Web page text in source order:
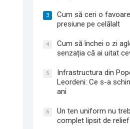
3
Cum să ceri o
presiune pe celălalt
4
Cum să închei o zi
senzația că ai uitat
5
Infrastructura din
Leordeni: Ce s-a
ani
6
Un ten uniform nu
complet lipsit de relief